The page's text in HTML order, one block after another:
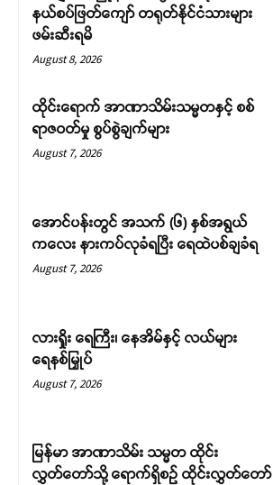
နယ်စပ်ဖြတ်ကျော် တရုတ်နိုင်ငံသားများ
ဖမ်းဆီးရမိ
August 8, 2026
ထိုင်းရောက် အာဏာသိမ်းသမ္မတနှင့် စစ်
ရာဇဝတ်မှု စွပ်စွဲချက်များ
August 7, 2026
အောင်ပန်းတွင် အသက် (၆) နှစ်အရွယ်
ကလေး နားကပ်လုခံရပြီး ရေထဲပစ်ချခံရ
August 7, 2026
လားရှိုး ရေကြီး၊ နေအိမ်နှင့် လယ်များ
ရေနစ်မြှုပ်
August 7, 2026
မြန်မာ အာဏာသိမ်း သမ္မတ ထိုင်း
လွှတ်တော်သို့ ရောက်ရှိစဉ် ထိုင်းလွှတ်တော်